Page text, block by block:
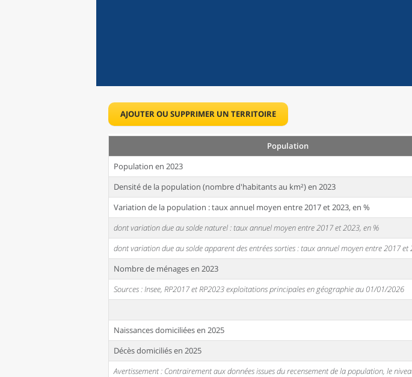
AJOUTER OU SUPPRIMER UN TERRITOIRE
Population
Population en 2023
Densité de la population (nombre d'habitants au km²) en 2023
Variation de la population : taux annuel moyen entre 2017 et 2023, en %
dont variation due au solde naturel : taux annuel moyen entre 2017 et 2023, en %
dont variation due au solde apparent des entrées sorties : taux annuel moyen entre 2017 et
Nombre de ménages en 2023
Sources : Insee, RP2017 et RP2023 exploitations principales en géographie au 01/01/2026
Naissances domiciliées en 2025
Décès domiciliés en 2025
Avertissement : Contrairement aux données issues du recensement de la population, le